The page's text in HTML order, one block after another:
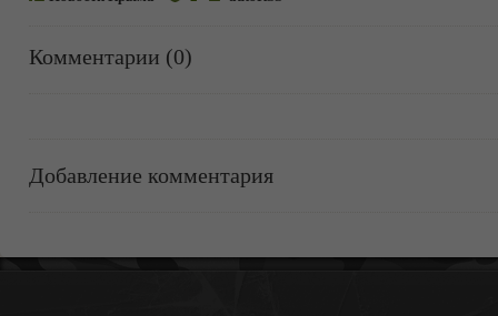
Комментарии (0)
Добавление комментария